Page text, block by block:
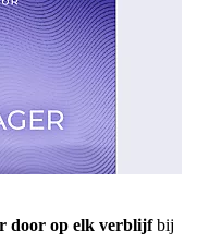
door op elk verblijfbij